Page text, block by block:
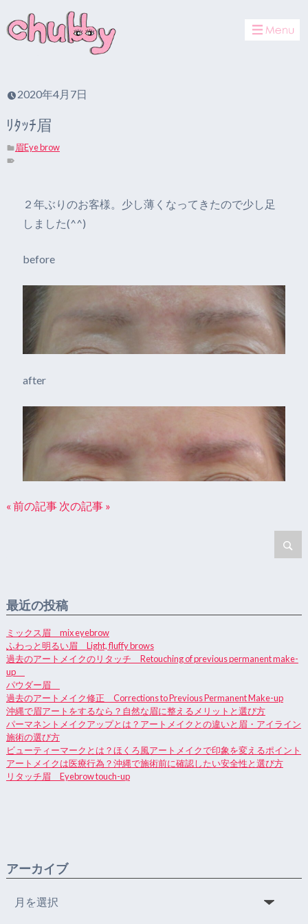
2020年4月7日
ﾘﾀｯﾁ眉
眉Eye brow
２年ぶりのお客様。少し薄くなってきたので少し足
しました(^^)
before
after
« 前の記事 次の記事 »
最近の投稿
ミックス眉 mix eyebrow
ふわっと明るい眉 Light, fluffy brows
過去のアートメイクのリタッチ Retouching of previous permanent make-
up
パウダー眉
過去のアートメイク修正 Corrections to Previous Permanent Make-up
沖縄で眉アートをするなら？自然な眉に整えるメリットと選び方
パーマネントメイクアップとは？アートメイクとの違いと眉・アイライン
施術の選び方
ビューティーマークとは？ほくろ風アートメイクで印象を変えるポイント
アートメイクは医療行為？沖縄で施術前に確認したい安全性と選び方
リタッチ眉 Eyebrow touch-up
アーカイブ
ー